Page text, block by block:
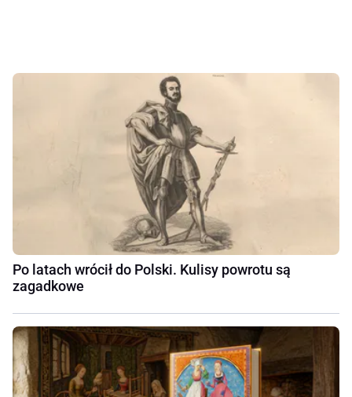
Po latach wrócił do Polski. Kulisy powrotu są
zagadkowe